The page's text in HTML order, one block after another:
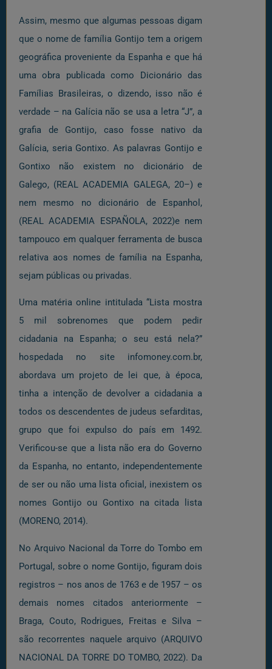
Assim, mesmo que algumas pessoas digam
que o nome de família Gontijo tem a origem
geográfica proveniente da Espanha e que há
uma obra publicada como Dicionário das
Famílias Brasileiras, o dizendo, isso não é
verdade – na Galícia não se usa a letra “J”, a
grafia de Gontijo, caso fosse nativo da
Galícia, seria Gontixo. As palavras Gontijo e
Gontixo não existem no dicionário de
Galego, (REAL ACADEMIA GALEGA, 20–) e
nem mesmo no dicionário de Espanhol,
(REAL ACADEMIA ESPAÑOLA, 2022)e nem
tampouco em qualquer ferramenta de busca
relativa aos nomes de família na Espanha,
sejam públicas ou privadas.
Uma matéria online intitulada “Lista mostra
5 mil sobrenomes que podem pedir
cidadania na Espanha; o seu está nela?”
hospedada no site infomoney.com.br,
abordava um projeto de lei que, à época,
tinha a intenção de devolver a cidadania a
todos os descendentes de judeus sefarditas,
grupo que foi expulso do país em 1492.
Verificou-se que a lista não era do Governo
da Espanha, no entanto, independentemente
de ser ou não uma lista oficial, inexistem os
nomes Gontijo ou Gontixo na citada lista
(MORENO, 2014).
No Arquivo Nacional da Torre do Tombo em
Portugal, sobre o nome Gontijo, figuram dois
registros – nos anos de 1763 e de 1957 – os
demais nomes citados anteriormente –
Braga, Couto, Rodrigues, Freitas e Silva –
são recorrentes naquele arquivo (ARQUIVO
NACIONAL DA TORRE DO TOMBO, 2022). Da